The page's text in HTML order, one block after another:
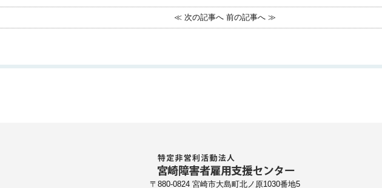
≪ 次の記事へ 前の記事へ ≫
〒880-0824 宮崎市大島町北ノ原1030番地5